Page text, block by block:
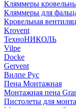
Кляммеры
Кляммеры для
Кровельная
Krovent
ТехноНИКОЛЬ
Vilpe
Docke
Gervent
Вилпе Рус
Пена Монтажнaя
Монтажная пена
Пистолеты для